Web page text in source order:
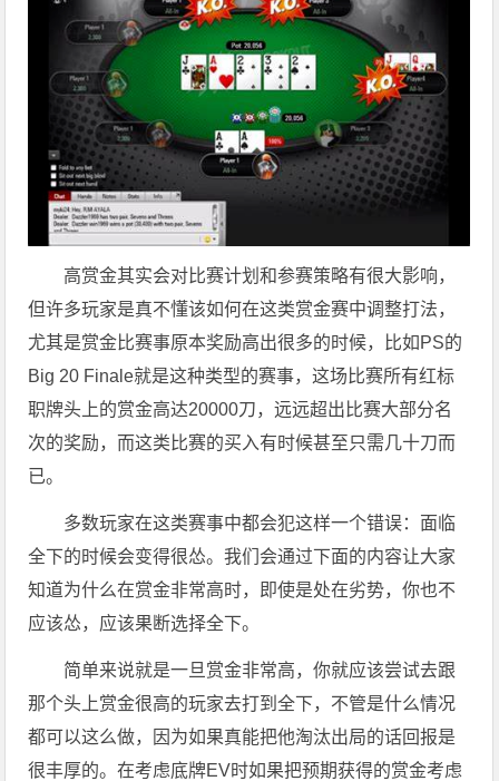
高赏金其实会对比赛计划和参赛策略有很大影响，
但许多玩家是真不懂该如何在这类赏金赛中调整打法，
尤其是赏金比赛事原本奖励高出很多的时候，比如PS的
Big 20 Finale就是这种类型的赛事，这场比赛所有红标
职牌头上的赏金高达20000刀，远远超出比赛大部分名
次的奖励，而这类比赛的买入有时候甚至只需几十刀而
已。
多数玩家在这类赛事中都会犯这样一个错误：面临
全下的时候会变得很怂。我们会通过下面的内容让大家
知道为什么在赏金非常高时，即使是处在劣势，你也不
应该怂，应该果断选择全下。
简单来说就是一旦赏金非常高，你就应该尝试去跟
那个头上赏金很高的玩家去打到全下，不管是什么情况
都可以这么做，因为如果真能把他淘汰出局的话回报是
很丰厚的。在考虑底牌EV时如果把预期获得的赏金考虑